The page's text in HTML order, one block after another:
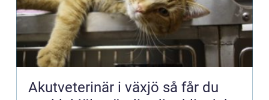
Akutveterinär i växjö så får du